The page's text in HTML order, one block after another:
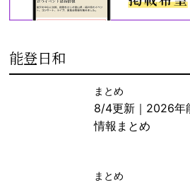
能登日和
まとめ
8/4更新｜2026年
情報まとめ
まとめ